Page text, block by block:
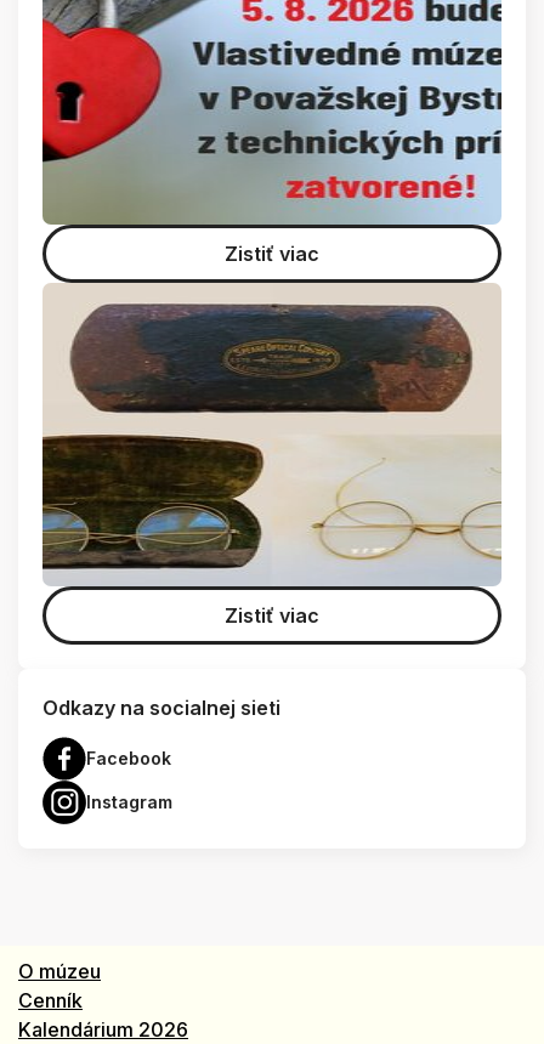
Zistiť viac
Zistiť viac
Odkazy na socialnej sieti
Facebook
Instagram
O múzeu
Cenník
Kalendárium 2026